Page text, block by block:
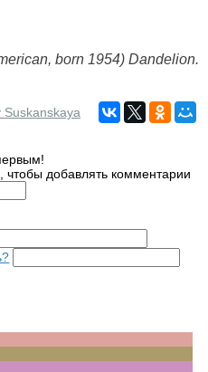
born 1954) Dandelion.
Suskanskaya
, чтобы добавлять комментарии